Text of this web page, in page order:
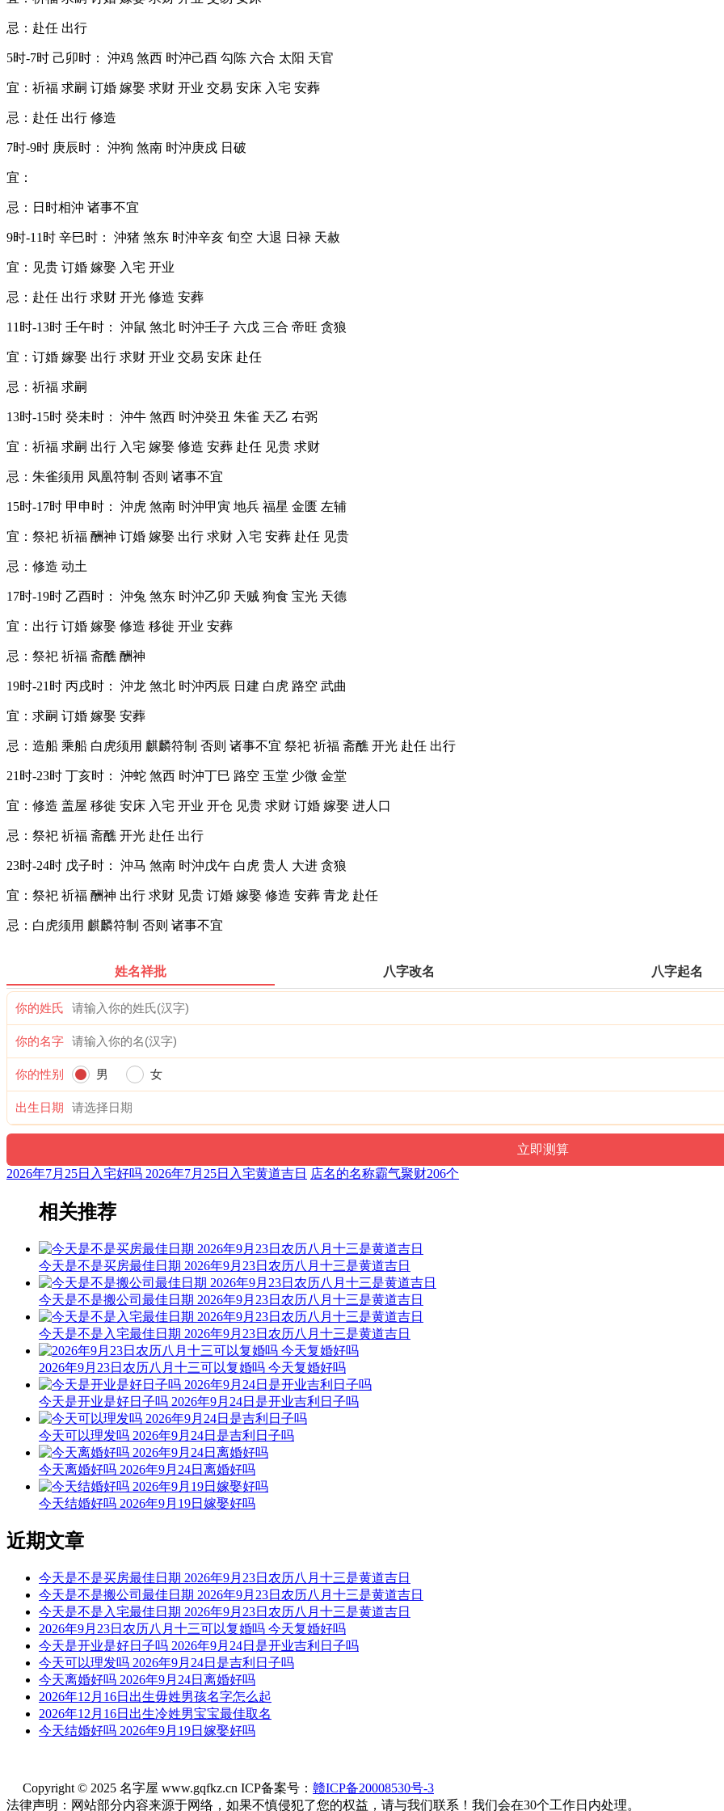
忌：赴任 出行
5时-7时 己卯时： 沖鸡 煞西 时沖己酉 勾陈 六合 太阳 天官
宜：祈福 求嗣 订婚 嫁娶 求财 开业 交易 安床 入宅 安葬
忌：赴任 出行 修造
7时-9时 庚辰时： 沖狗 煞南 时沖庚戍 日破
宜：
忌：日时相沖 诸事不宜
9时-11时 辛巳时： 沖猪 煞东 时沖辛亥 旬空 大退 日禄 天赦
宜：见贵 订婚 嫁娶 入宅 开业
忌：赴任 出行 求财 开光 修造 安葬
11时-13时 壬午时： 沖鼠 煞北 时沖壬子 六戊 三合 帝旺 贪狼
宜：订婚 嫁娶 出行 求财 开业 交易 安床 赴任
忌：祈福 求嗣
13时-15时 癸未时： 沖牛 煞西 时沖癸丑 朱雀 天乙 右弼
宜：祈福 求嗣 出行 入宅 嫁娶 修造 安葬 赴任 见贵 求财
忌：朱雀须用 凤凰符制 否则 诸事不宜
15时-17时 甲申时： 沖虎 煞南 时沖甲寅 地兵 福星 金匮 左辅
宜：祭祀 祈福 酬神 订婚 嫁娶 出行 求财 入宅 安葬 赴任 见贵
忌：修造 动土
17时-19时 乙酉时： 沖兔 煞东 时沖乙卯 天贼 狗食 宝光 天德
宜：出行 订婚 嫁娶 修造 移徙 开业 安葬
忌：祭祀 祈福 斋醮 酬神
19时-21时 丙戌时： 沖龙 煞北 时沖丙辰 日建 白虎 路空 武曲
宜：求嗣 订婚 嫁娶 安葬
忌：造船 乘船 白虎须用 麒麟符制 否则 诸事不宜 祭祀 祈福 斋醮 开光 赴任 出行
21时-23时 丁亥时： 沖蛇 煞西 时沖丁巳 路空 玉堂 少微 金堂
宜：修造 盖屋 移徙 安床 入宅 开业 开仓 见贵 求财 订婚 嫁娶 进人口
忌：祭祀 祈福 斋醮 开光 赴任 出行
23时-24时 戊子时： 沖马 煞南 时沖戊午 白虎 贵人 大进 贪狼
宜：祭祀 祈福 酬神 出行 求财 见贵 订婚 嫁娶 修造 安葬 青龙 赴任
忌：白虎须用 麒麟符制 否则 诸事不宜
姓名祥批 八字改名 八字起名
你的姓氏
你的名字
你的性别 男 女
出生日期
2026年7月25日入宅好吗 2026年7月25日入宅黄道吉日 店名的名称霸气聚财206个
相关推荐
今天是不是买房最佳日期 2026年9月23日农历八月十三是黄道吉日
今天是不是搬公司最佳日期 2026年9月23日农历八月十三是黄道吉日
今天是不是入宅最佳日期 2026年9月23日农历八月十三是黄道吉日
2026年9月23日农历八月十三可以复婚吗 今天复婚好吗
今天是开业是好日子吗 2026年9月24日是开业吉利日子吗
今天可以理发吗 2026年9月24日是吉利日子吗
今天离婚好吗 2026年9月24日离婚好吗
今天结婚好吗 2026年9月19日嫁娶好吗
近期文章
今天是不是买房最佳日期 2026年9月23日农历八月十三是黄道吉日
今天是不是搬公司最佳日期 2026年9月23日农历八月十三是黄道吉日
今天是不是入宅最佳日期 2026年9月23日农历八月十三是黄道吉日
2026年9月23日农历八月十三可以复婚吗 今天复婚好吗
今天是开业是好日子吗 2026年9月24日是开业吉利日子吗
今天可以理发吗 2026年9月24日是吉利日子吗
今天离婚好吗 2026年9月24日离婚好吗
2026年12月16日出生毋姓男孩名字怎么起
2026年12月16日出生冷姓男宝宝最佳取名
今天结婚好吗 2026年9月19日嫁娶好吗
Copyright © 2025 名字屋 www.gqfkz.cn ICP备案号： 赣ICP备20008530号-3
法律声明：网站部分内容来源于网络，如果不慎侵犯了您的权益，请与我们联系！我们会在30个工作日内处理。